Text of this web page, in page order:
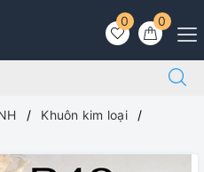
0
0
Khuôn kim loại